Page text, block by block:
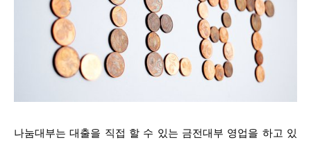
나눔대부는 대출을 직접 할 수 있는 금전대부 영업을 하고 있